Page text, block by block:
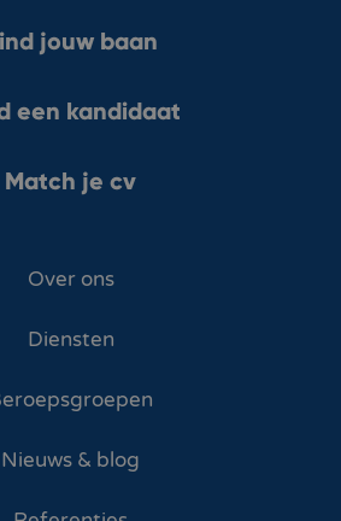
jouw baan
een kandidaat
Match je cv
Over ons
Diensten
Nieuws & blog